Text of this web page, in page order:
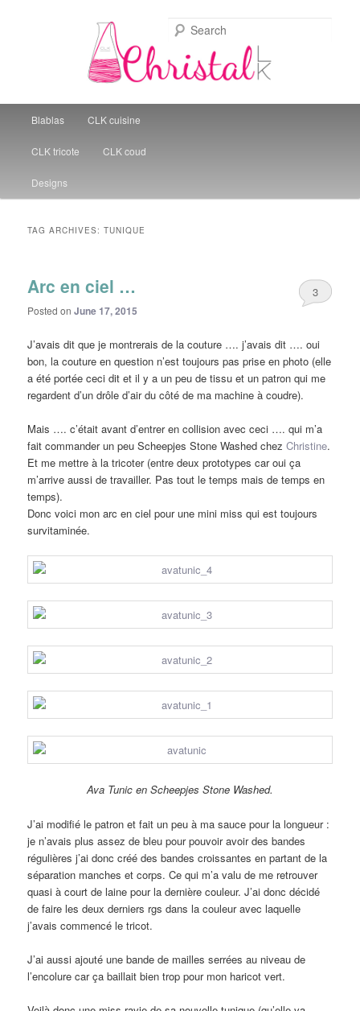
Christal Little Kitchen
Skip to primary content
Skip to secondary content
Blablas CLK cuisine
CLK tricote CLK coud
Designs
TAG ARCHIVES:TUNIQUE
Arc en ciel …
Posted onJune 17, 2015
3
J’avais dit que je montrerais de la couture …. j’avais dit …. oui
bon, la couture en question n’est toujours pas prise en photo (elle
a été portée ceci dit et il y a un peu de tissu et un patron qui me
regardent d’un drôle d’air du côté de ma machine à coudre).
Mais …. c’était avant d’entrer en collision avec ceci …. qui m’a
fait commander un peu Scheepjes Stone Washed chezChristine.
Et me mettre à la tricoter (entre deux prototypes car oui ça
m’arrive aussi de travailler. Pas tout le temps mais de temps en
temps).
Donc voici mon arc en ciel pour une mini miss qui est toujours
survitaminée.
Ava Tunic en Scheepjes Stone Washed.
J’ai modifié le patron et fait un peu à ma sauce pour la longueur :
je n’avais plus assez de bleu pour pouvoir avoir des bandes
régulières j’ai donc créé des bandes croissantes en partant de la
séparation manches et corps. Ce qui m’a valu de me retrouver
quasi à court de laine pour la dernière couleur. J’ai donc décidé
de faire les deux derniers rgs dans la couleur avec laquelle
j’avais commencé le tricot.
J’ai aussi ajouté une bande de mailles serrées au niveau de
l’encolure car ça baillait bien trop pour mon haricot vert.